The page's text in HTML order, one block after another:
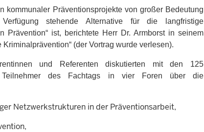
kommunaler Präventionsprojekte von großer Bedeutung
stehende Alternative für die langfristige
Prävention“ ist, berichtete Herr Dr. Armborst in seinem
Kriminalprävention“ (der Vortrag wurde verlesen).
und Referenten diskutierten mit den 125
Teilnehmer des Fachtags in vier Foren über die
Netzwerkstrukturen in der Präventionsarbeit,